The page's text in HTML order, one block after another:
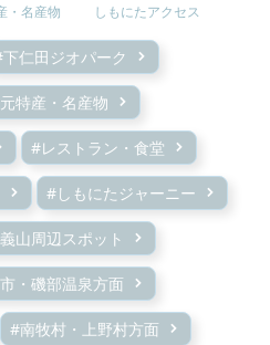
・名産物 しもにたアクセス
仁田ジオパーク
特産・名産物
#レストラン・食堂
#しもにたジャーニー
山周辺スポット
・磯部温泉方面
#南牧村・上野村方面